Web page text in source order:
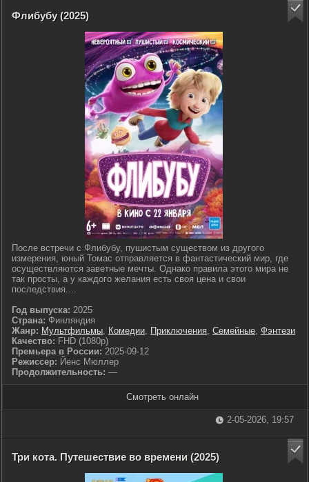
Флибубу (2025)
После встречи с Флибубу, пушистым существом из другого
измерения, юный Томас отправляется в фантастический мир, где
осуществляются заветные мечты. Однако правила этого мира не
так просты, а у каждого желания есть своя цена и свои
последствия....
Год выпуска: 2025
Страна: Финляндия
Жанр: Мультфильмы, Комедии, Приключения, Семейные, Фэнтези
Качество: FHD (1080p)
Премьера в России: 2025-09-12
Режиссер: Йенс Мюллер
Продолжительность: —
Смотреть онлайн
2-05-2026, 19:57
Три кота. Путешествие во времени (2025)